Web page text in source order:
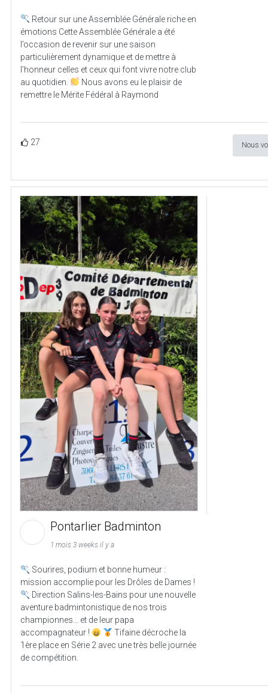
Retour sur une Assemblée Générale riche en
émotions Cette Assemblée Générale a été
l’occasion de revenir sur une saison
particulièrement dynamique et de mettre à
l’honneur celles et ceux qui font vivre notre club
au quotidien.
Nous avons eu le plaisir de
remettre le Mérite Fédéral à Raymond
27 Nous
Pontarlier Badminton
1 mois 3 weeks il y a
Sourires, podium et bonne humeur :
mission accomplie pour les Drôles de Dames !
Direction Salins-les-Bains pour une nouvelle
aventure badmintonistique de nos trois
championnes… et de leur papa
accompagnateur !
Tifaine décroche la
1ère place en Série 2 avec une très belle journée
de compétition.